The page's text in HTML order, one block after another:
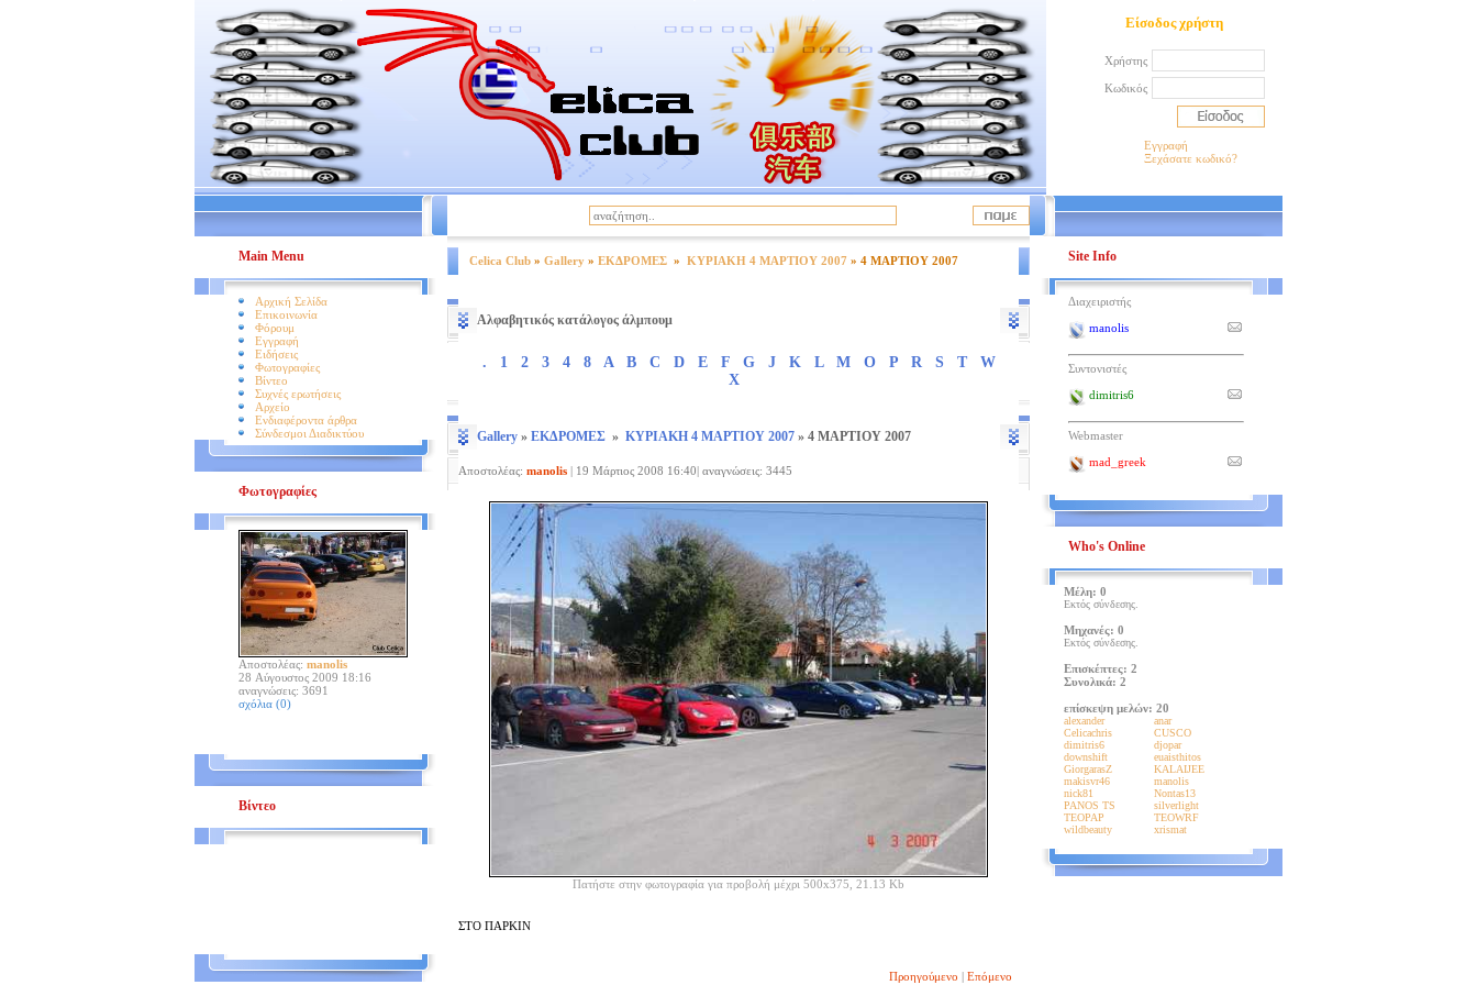
Είσοδος χρήστη
Χρήστης
Κωδικός
Εγγραφή
Ξεχάσατε κωδικό?
Main Menu
Αρχική Σελίδα
Επικοινωνία
Φόρουμ
Εγγραφή
Ειδήσεις
Φωτογραφίες
Βίντεο
Συχνές ερωτήσεις
Αρχείο
Ενδιαφέροντα άρθρα
Σύνδεσμοι Διαδικτύου
Φωτογραφίες
Αποστολέας: manolis
28 Αύγουστος 2009 18:16
αναγνώσεις: 3691
σχόλια (0)
Βίντεο
Celica Club » Gallery » ΕΚΔΡΟΜΕΣ » ΚΥΡΙΑΚΗ 4 ΜΑΡΤΙΟΥ 2007 » 4 ΜΑΡΤΙΟΥ 2007
Αλφαβητικός κατάλογος άλμπουμ
. 1 2 3 4 8 A B C D E F G J K L M O P R S T
W
X
Gallery » ΕΚΔΡΟΜΕΣ » ΚΥΡΙΑΚΗ 4 ΜΑΡΤΙΟΥ 2007 » 4 ΜΑΡΤΙΟΥ 2007
Αποστολέας: manolis | 19 Μάρτιος 2008 16:40| αναγνώσεις: 3445
Πατήστε στην φωτογραφία για προβολή μέχρι 500x375, 21.13 Kb
ΣΤΟ ΠΑΡΚΙΝ
Προηγούμενο | Επόμενο
Site Info
Διαχειριστής
manolis
Συντονιστές
dimitris6
Webmaster
mad_greek
Who's Online
Μέλη: 0
Εκτός σύνδεσης.
Μηχανές: 0
Εκτός σύνδεσης.
Επισκέπτες: 2
Συνολικά: 2
επίσκεψη μελών: 20
alexander
anar
Celicachris
CUSCO
dimitris6
djopar
downshift
euaisthitos
GiorgarasZ
KALAIJEE
makisvr46
manolis
nick81
Nontas13
PANOS TS
silverlight
TEOPAP
TEOWRF
wildbeauty
xrismat